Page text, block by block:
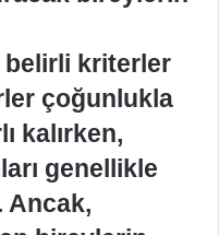
belirli kriterler
çoğunlukla
kalırken,
genellikle
Ancak,